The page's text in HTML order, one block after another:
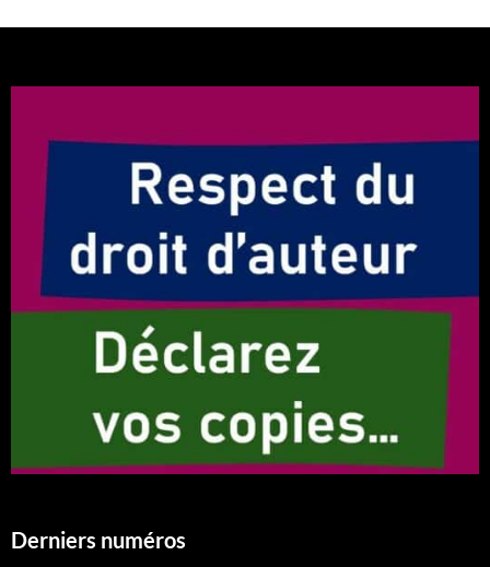
Derniers numéros